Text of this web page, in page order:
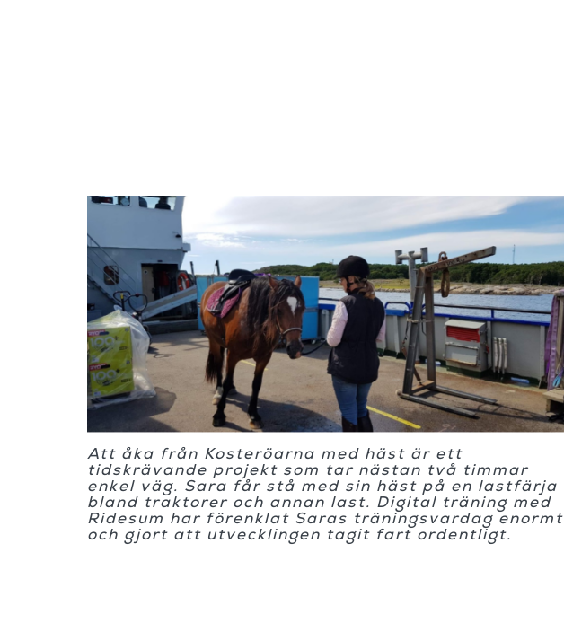
Att åka från Kosteröarna med häst är ett
tidskrävande projekt som tar nästan två timmar
enkel väg. Sara får stå med sin häst på en lastfärja
bland traktorer och annan last. Digital träning med
Ridesum har förenklat Saras träningsvardag enormt
och gjort att utvecklingen tagit fart ordentligt.